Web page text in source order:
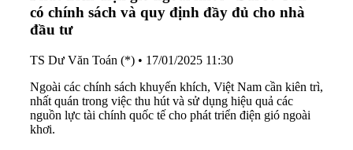
có chính sách và quy định đầy đủ cho nhà
đầu tư
TS Dư Văn Toán (*) • 17/01/2025 11:30
Ngoài các chính sách khuyến khích, Việt Nam cần kiên trì,
nhất quán trong việc thu hút và sử dụng hiệu quả các
nguồn lực tài chính quốc tế cho phát triển điện gió ngoài
khơi.